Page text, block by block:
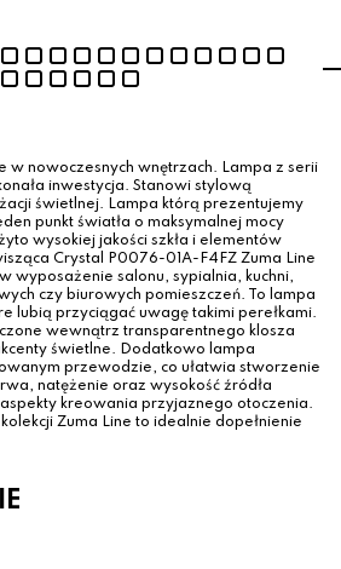
w nowoczesnych wnętrzach. Lampa z serii
inwestycja. Stanowi stylową
świetlnej. Lampa którą prezentujemy
punkt światła o maksymalnej mocy
wysokiej jakości szkła i elementów
Crystal P0076-01A-F4FZ Zuma Line
wyposażenie salonu, sypialnia, kuchni,
czy biurowych pomieszczeń. To lampa
lubią przyciągać uwagę takimi perełkami.
wewnątrz transparentnego klosza
świetlne. Dodatkowo lampa
przewodzie, co ułatwia stworzenie
natężenie oraz wysokość źródła
kreowania przyjaznego otoczenia.
Zuma Line to idealnie dopełnienie